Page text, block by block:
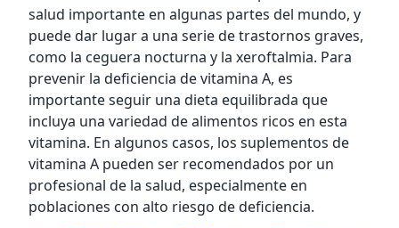
salud importante en algunas partes del mundo, y
puede dar lugar a una serie de trastornos graves,
como la ceguera nocturna y la xeroftalmia. Para
prevenir la deficiencia de vitamina A, es
importante seguir una dieta equilibrada que
incluya una variedad de alimentos ricos en esta
vitamina. En algunos casos, los suplementos de
vitamina A pueden ser recomendados por un
profesional de la salud, especialmente en
poblaciones con alto riesgo de deficiencia.